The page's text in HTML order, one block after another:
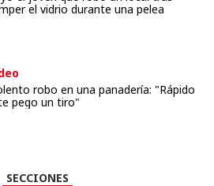
el vidrio durante una pelea
robo en una panadería: "Rápido
pego un tiro"
SECCIONES